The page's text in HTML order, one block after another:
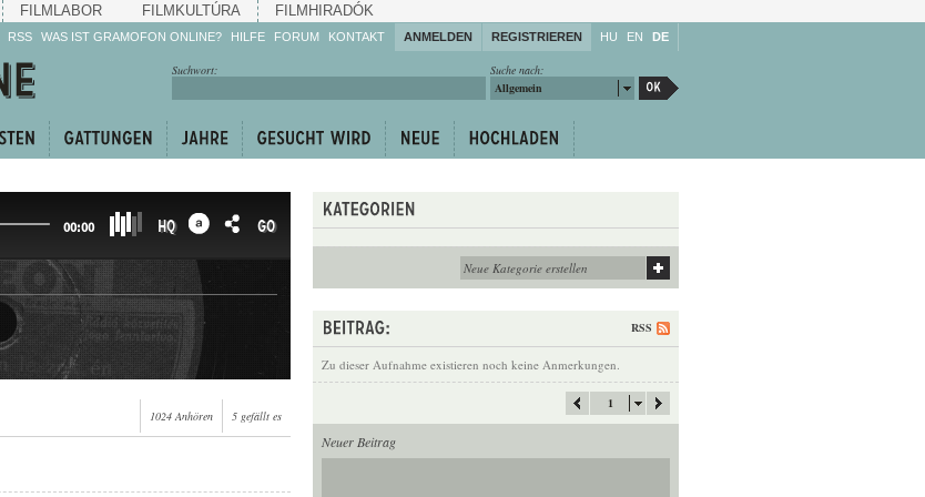
FILMLABOR FILMKULTÚRA FILMHIRADÓK
RSS WAS IST GRAMOFON ONLINE? HILFE
Machen Sie mit!
weiter!
FORUM KONTAKT ANMELDEN REGISTRIEREN HU EN DE
Suche nach:
Allgemein
Suchwort:
RSS
Zu dieser Aufnahme existieren noch keine Anmerkungen.
1
Neuer Beitrag
00:00 HQ GO
1024 Anhören 5 gefällt es